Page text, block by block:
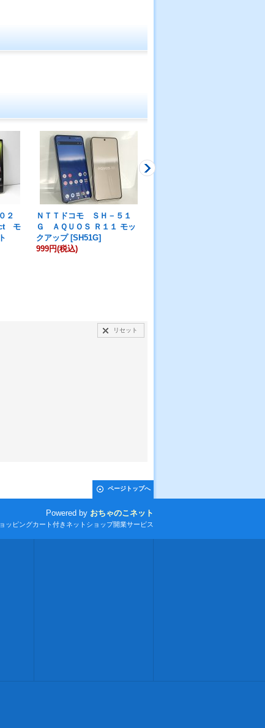
２
モ
ＮＴＴドコモ ＳＨ－５１
Ｇ ＡＱＵＯＳ Ｒ１１ モッ
クアップ [SH51G]
999円(税込)
リセット
ページトップへ
Powered by おちゃのこネット
ッピングカート付きネットショップ開業サービス